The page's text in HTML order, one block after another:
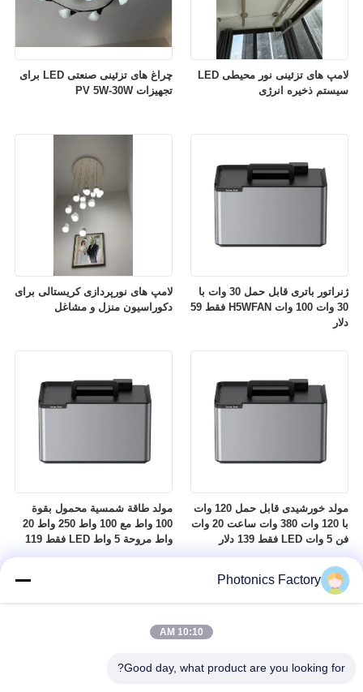
چراغ های تزئینی صنعتی LED برای
تجهیزات PV 5W-30W
لامپ های تزئینی نور محیطی LED
سیستم ذخیره انرژی
لامپ های نورپردازی کریستالی برای
دکوراسیون منزل و مشاغل
ژنراتور باتری قابل حمل 30 وات با
30 وات 100 وات H5WFAN فقط 59
دلار
مولد طاقة شمسية محمول بقوة
100 واط مع 100 واط 250 واط 20
واط مروحة 5 واط LED فقط 119
دولار
مولد خورشیدی قابل حمل 120 وات
با 120 وات 380 وات ساعت 20 وات
فن 5 وات LED فقط 139 دلار
Photonics Factory
10:10 AM
Good day, what product are you looking for?